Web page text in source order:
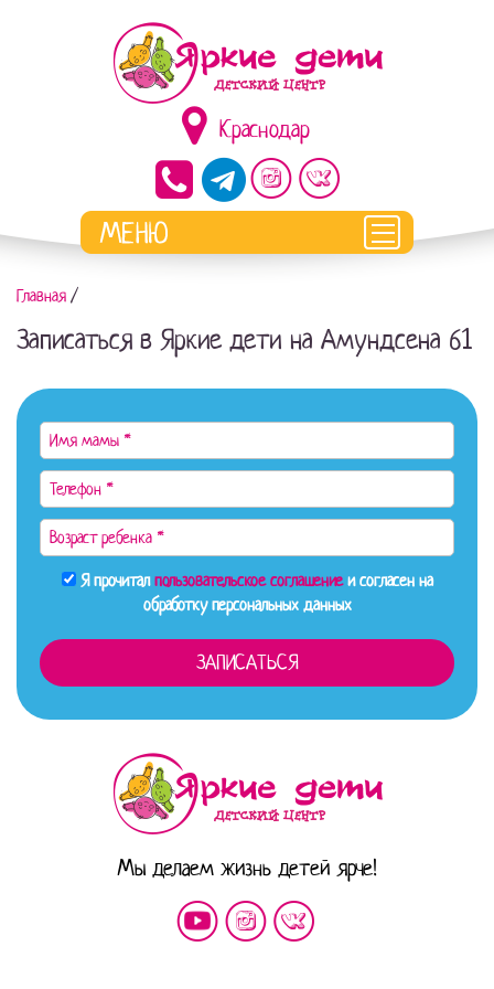
Краснодар
Главная /
Записаться в Яркие дети на Амундсена 61
Я прочиталпользовательское соглашениеи согласен на
обработку персональных данных
Мы делаем жизнь детей ярче!